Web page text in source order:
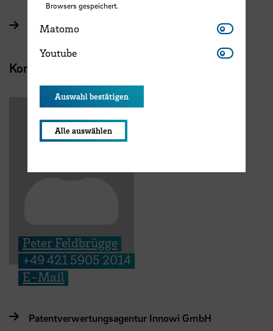
Datenbank Technologieangebote
Kontakt
Peter Feldbrügge
+49 421 5905 2014
E-Mail
Patentverwertungsagentur Innowi GmbH
Browsers gespeichert.
Matomo Matomo
Youtube Youtube
Auswahl bestätigen
Alle auswählen